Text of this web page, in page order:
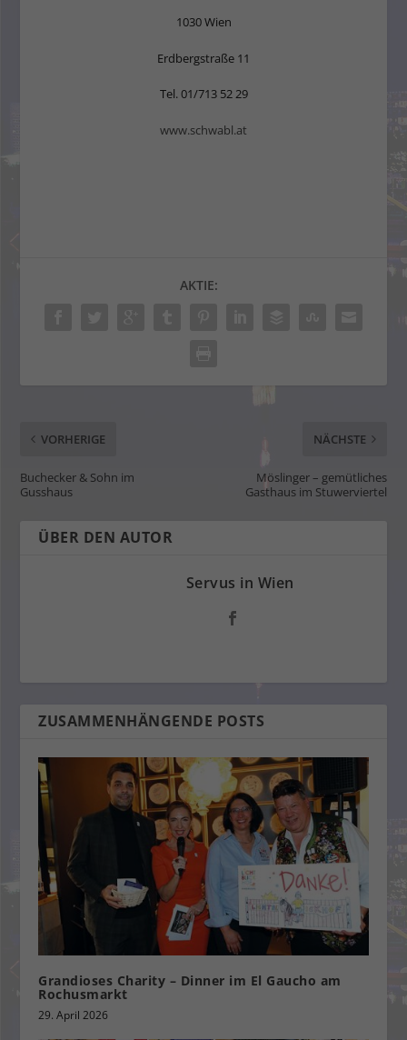
1030 Wien
Erdbergstraße 11
Tel. 01/713 52 29
www.schwabl.at
AKTIE:
VORHERIGE
Buchecker & Sohn im
Gusshaus
NÄCHSTE
Möslinger – gemütliches
Gasthaus im Stuwerviertel
ÜBER DEN AUTOR
Servus in Wien
ZUSAMMENHÄNGENDE POSTS
Grandioses Charity – Dinner im El Gaucho am
Rochusmarkt
29. April 2026